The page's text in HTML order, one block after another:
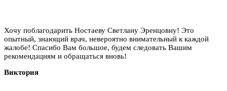
Хочу поблагодарить Ностаеву Светлану Эренцовну! Это
опытный, знающий врач, невероятно внимательный к каждой
жалобе! Спасибо Вам большое, будем следовать Вашим
рекомендациям и обращаться вновь!
Виктория